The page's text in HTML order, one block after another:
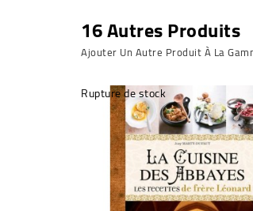
16 Autres Produits
Ajouter Un Autre Produit À La
Rupture de stock